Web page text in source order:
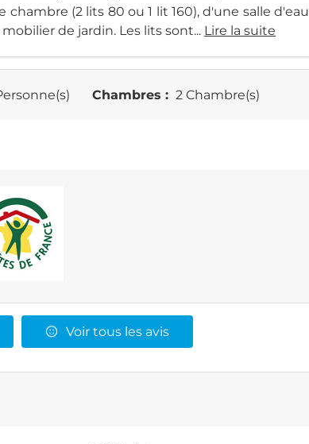
(2 lits 80 ou 1 lit 160), d'une salle d'eau
de jardin. Les lits sont... Lire la suite
Chambres : 2 Chambre(s)
Voir tous les avis